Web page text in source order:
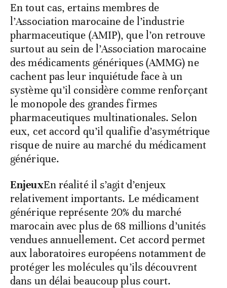
En tout cas, ertains membres de
l’Association marocaine de l’industrie
pharmaceutique (AMIP), que l’on retrouve
surtout au sein de l’Association marocaine
des médicaments génériques (AMMG) ne
cachent pas leur inquiétude face à un
système qu’il considère comme renforçant
le monopole des grandes firmes
pharmaceutiques multinationales. Selon
eux, cet accord qu’il qualifie d’asymétrique
risque de nuire au marché du médicament
générique.
EnjeuxEn réalité il s’agit d’enjeux
relativement importants. Le médicament
générique représente 20% du marché
marocain avec plus de 68 millions d’unités
vendues annuellement. Cet accord permet
aux laboratoires européens notamment de
protéger les molécules qu’ils découvrent
dans un délai beaucoup plus court.